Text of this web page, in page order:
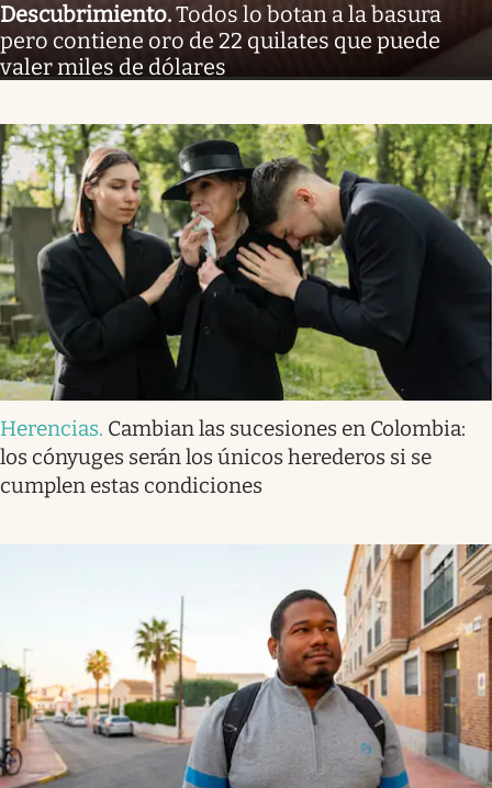
Descubrimiento.Todos lo botan a la basura
pero contiene oro de 22 quilates que puede
valer miles de dólares
Herencias. Cambian las sucesiones en Colombia:
los cónyuges serán los únicos herederos si se
cumplen estas condiciones